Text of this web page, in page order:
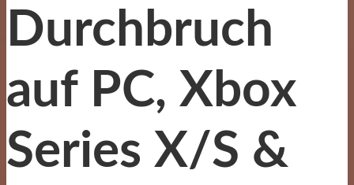
Durchbruch
auf PC, Xbox
Series X/S &